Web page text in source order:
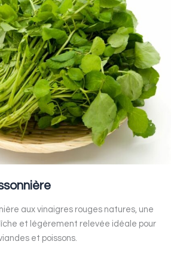
aux vinaigres rouges natures, une
et légèrement relevée idéale pour
et poissons.